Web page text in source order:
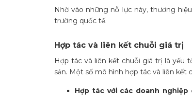
Nhờ vào những nỗ lực này, thương
trường quốc tế.
Hợp tác và liên kết chuỗi giá trị
Hợp tác và liên kết chuỗi giá trị là yếu
sản. Một số mô hình hợp tác và liên kết
Hợp tác với các doanh nghiệp